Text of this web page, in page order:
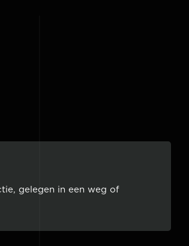
gelegen in een weg of